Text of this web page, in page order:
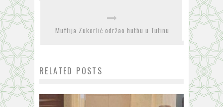
Muftija Zukorlić održao hutbu u Tutinu
RELATED POSTS